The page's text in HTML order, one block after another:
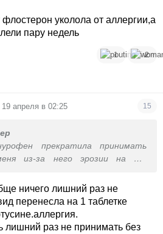
уколола от аллергии,а
пару недель
1 2
19 апреля в 02:25 15
прекратила принимать
из-за него эрозии на 12-
потом меня убедили, что он
и вообще лучший обезбол.
разных болях полгода и тут же
вообще пить его.
ничего лишний раз не
перенесла на 1 таблетке
лишний раз не принимать без